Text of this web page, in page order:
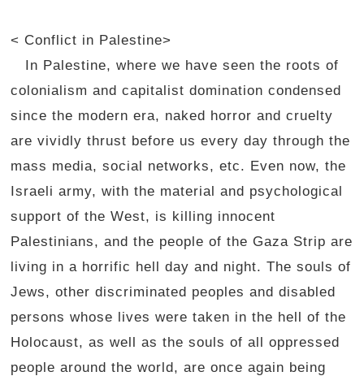
< Conflict in Palestine>
In Palestine, where we have seen the roots of
colonialism and capitalist domination condensed
since the modern era, naked horror and cruelty
are vividly thrust before us every day through the
mass media, social networks, etc. Even now, the
Israeli army, with the material and psychological
support of the West, is killing innocent
Palestinians, and the people of the Gaza Strip are
living in a horrific hell day and night. The souls of
Jews, other discriminated peoples and disabled
persons whose lives were taken in the hell of the
Holocaust, as well as the souls of all oppressed
people around the world, are once again being